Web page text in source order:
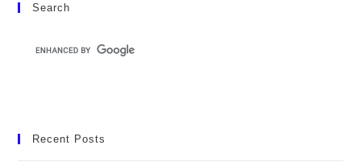
Search
Recent Posts